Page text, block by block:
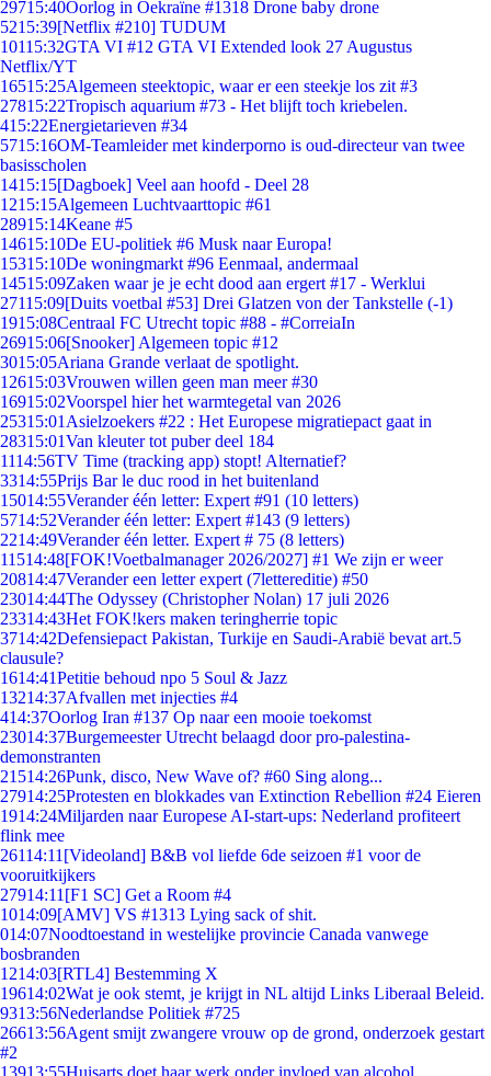
29715:40Oorlog in Oekraïne #1318 Drone baby drone
5215:39[Netflix #210] TUDUM
10115:32GTA VI #12 GTA VI Extended look 27 Augustus
Netflix/YT
16515:25Algemeen steektopic, waar er een steekje los zit #3
27815:22Tropisch aquarium #73 - Het blijft toch kriebelen.
415:22Energietarieven #34
5715:16OM-Teamleider met kinderporno is oud-directeur van twee
basisscholen
1415:15[Dagboek] Veel aan hoofd - Deel 28
1215:15Algemeen Luchtvaarttopic #61
28915:14Keane #5
14615:10De EU-politiek #6 Musk naar Europa!
15315:10De woningmarkt #96 Eenmaal, andermaal
14515:09Zaken waar je je echt dood aan ergert #17 - Werklui
27115:09[Duits voetbal #53] Drei Glatzen von der Tankstelle (-1)
1915:08Centraal FC Utrecht topic #88 - #CorreiaIn
26915:06[Snooker] Algemeen topic #12
3015:05Ariana Grande verlaat de spotlight.
12615:03Vrouwen willen geen man meer #30
16915:02Voorspel hier het warmtegetal van 2026
25315:01 Asielzoekers #22 : Het Europese migratiepact gaat in
28315:01Van kleuter tot puber deel 184
1114:56TV Time (tracking app) stopt! Alternatief?
3314:55Prijs Bar le duc rood in het buitenland
15014:55Verander één letter: Expert #91 (10 letters)
5714:52Verander één letter: Expert #143 (9 letters)
2214:49Verander één letter. Expert # 75 (8 letters)
11514:48[FOK!Voetbalmanager 2026/2027] #1 We zijn er weer
20814:47Verander een letter expert (7lettereditie) #50
23014:44The Odyssey (Christopher Nolan) 17 juli 2026
23314:43Het FOK!kers maken teringherrie topic
3714:42Defensiepact Pakistan, Turkije en Saudi-Arabië bevat art.5
clausule?
1614:41Petitie behoud npo 5 Soul & Jazz
13214:37Afvallen met injecties #4
414:37Oorlog Iran #137 Op naar een mooie toekomst
23014:37Burgemeester Utrecht belaagd door pro-palestina-
demonstranten
21514:26Punk, disco, New Wave of? #60 Sing along...
27914:25Protesten en blokkades van Extinction Rebellion #24 Eieren
1914:24Miljarden naar Europese AI-start-ups: Nederland profiteert
flink mee
26114:11 [Videoland] B&B vol liefde 6de seizoen #1 voor de
vooruitkijkers
27914:11 [F1 SC] Get a Room #4
1014:09[AMV] VS #1313 Lying sack of shit.
014:07Noodtoestand in westelijke provincie Canada vanwege
bosbranden
1214:03[RTL4] Bestemming X
19614:02Wat je ook stemt, je krijgt in NL altijd Links Liberaal Beleid.
9313:56Nederlandse Politiek #725
26613:56Agent smijt zwangere vrouw op de grond, onderzoek gestart
#2
13913:55Huisarts doet haar werk onder invloed van alcohol